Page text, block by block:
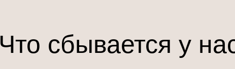
Что сбывается у